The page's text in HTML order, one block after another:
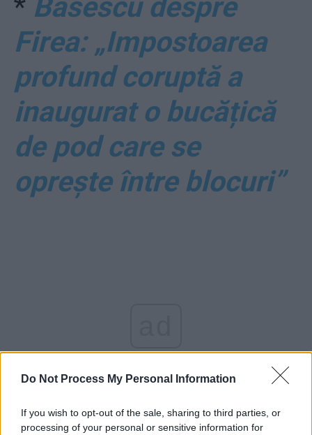
Do Not Process My Personal Information
If you wish to opt-out of the sale, sharing to third parties, or
processing of your personal or sensitive information for
* Băsescu despre
Firea: „Impostoarea
profund coruptă a
inaugurat o bucățică
de pod care se
oprește între blocuri”